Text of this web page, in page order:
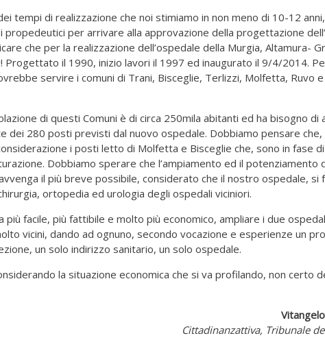
tempi di realizzazione che noi stimiamo in non meno di 10-12 anni,
per arrivare alla approvazione della progettazione
che per la realizzazione dell’ospedale della Murgia, Altamura-
Progettato il 1990, inizio lavori il 1997 ed inaugurato il 9/4/2014.
servire i comuni di Trani, Bisceglie, Terlizzi, Molfetta, Ruvo e
di questi Comuni è di circa 250mila abitanti ed ha bisogno di
dei 280 posti previsti dal nuovo ospedale. Dobbiamo pensare che,
i posti letto di Molfetta e Bisceglie che, sono in fase di
Dobbiamo sperare che l’ampiamento ed il potenziamento
il più breve possibile, considerato che il nostro ospedale, si
ortopedia ed urologia degli ospedali viciniori.
più facile, più fattibile e molto più economico, ampliare i due
vicini, dando ad ognuno, secondo vocazione e esperienze un
un solo indirizzo sanitario, un solo ospedale.
la situazione economica che si va profilando, non certo
Cittadinanzattiva, Tribunale